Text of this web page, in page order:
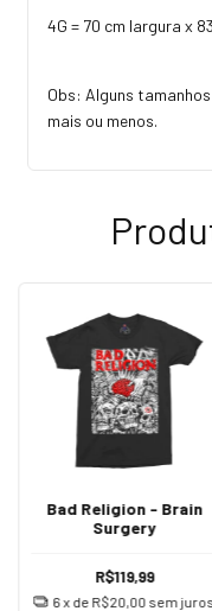
4G = 70 cm largura x
Obs: Alguns
mais ou menos.
Bad Religion - Brain
Surgery
R$119,99
6x de R$20,00 sem